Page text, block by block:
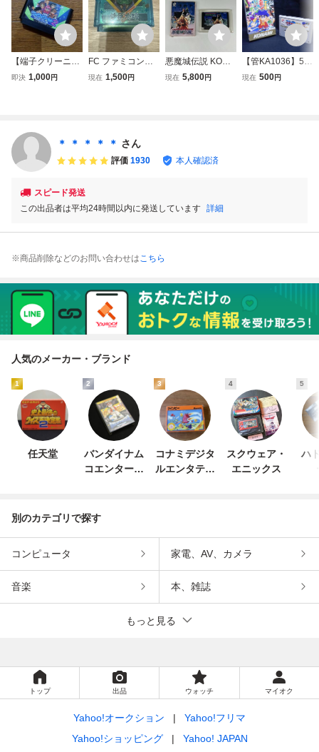
【端子クリーニン
グ済み】FC ワイ
即決 1,000円
FC ファミコンソ
フト 沙羅曼蛇 サ
現在 1,500円
悪魔城伝説 KONA
MI FC コナミ ファ
現在 5,800円
【管KA1036】50
0円～ SFC KONA
現在 500円
＊ ＊ ＊ ＊ ＊ さん
評価 1930 本人確認済
スピード発送
この出品者は平均24時間以内に発送しています 詳細
※商品削除などのお問い合わせはこちら
人気のメーカー・ブランド
1
任天堂
2
バンダイナム
コエンターテ
3
コナミデジタ
ルエンタテイ
4
スクウェア・
エニックス
5
ハ
別のカテゴリで探す
コンピュータ 家電、AV、カメラ
音楽 本、雑誌
もっと見る
トップ 出品 ウォッチ マイオク
Yahoo!オークション
Yahoo!フリマ
Yahoo!ショッピング
Yahoo! JAPAN